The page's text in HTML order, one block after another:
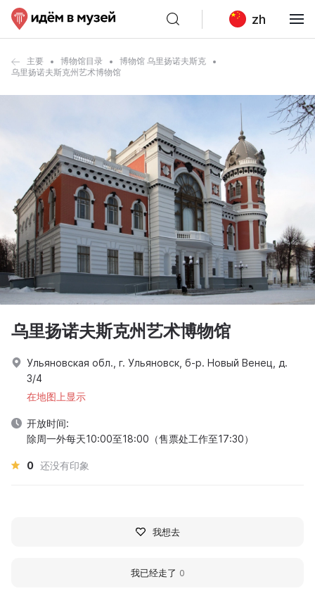
zh
主要 博物馆目录
博物馆 乌里扬诺夫斯克
乌里扬诺夫斯克州艺术博物馆
乌里扬诺夫斯克州艺术博物馆
Ульяновская обл., г. Ульяновск, б-р. Новый Венец, д.
3/4
在地图上显示
开放时间:
除周一外每天10:00至18:00（售票处工作至17:30）
0 还没有印象
我想去
我已经走了 0